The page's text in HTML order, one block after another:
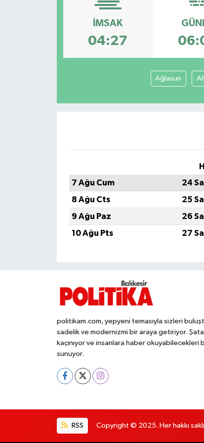
İMSAK
04:27
Ağlasun
7 Ağu Cum
24
8 Ağu Cts
25
9 Ağu Paz
26
10 Ağu Pts
27
politikam.com, yepyeni temasıyla sizleri
sadelik ve modernizmi bir araya getiriyor.
kaçınıyor ve insanlara haber okuyabilecekleri
sunuyor.
RSS Copyright © 2025. Her hakkı
KÜLTÜR-SANAT
MAGAZİN
MANŞET